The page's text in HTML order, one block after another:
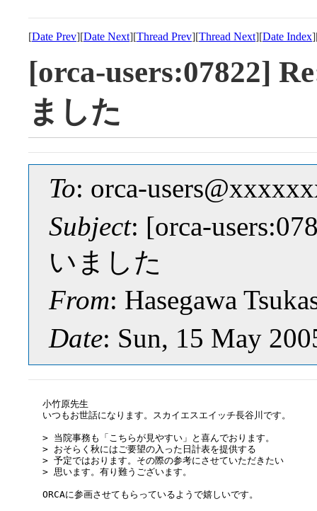
[Date Prev][Date Next][Thread Prev][Thread Next][Date Index
[orca-users:07822]
ました
To: orca-
Subject: [orca-
いました
From: Hasegawa
Date: Sun, 15 May
小竹原先生
いつもお世話になります。スカイエスエイッチ長谷川です。
> 当院事務も「こちらが見やすい」と喜んでおります。
> おそらく秋にはご要望の入った日計表を提供する
> 予定ではおります。その際の参考にさせていただきたい
> 思います。有り難うございます。
ORCAに参画させてもらっているようで嬉しいです。